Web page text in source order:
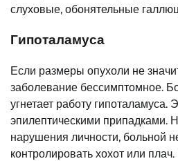
слуховые, обонятельные
Гипоталамуса
Если размеры опухоли не
заболевание бессимптомное.
угнетает работу гипоталамуса.
эпилептическими припадками.
нарушения личности, больной
контролировать хохот или